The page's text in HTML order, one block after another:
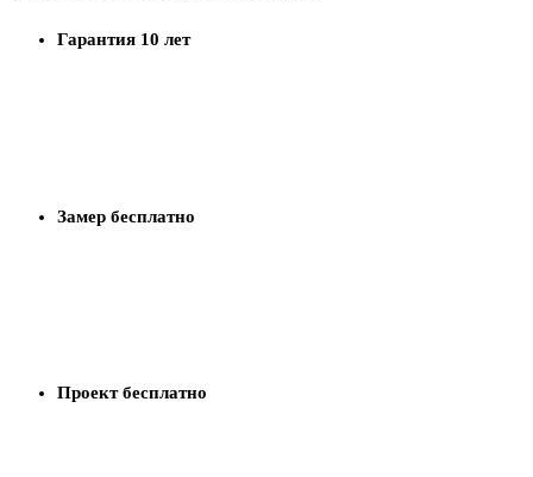
Гарантия 10 лет
Замер бесплатно
Проект бесплатно